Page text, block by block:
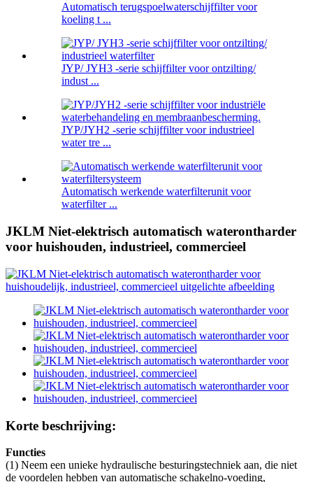
Automatisch terugspoelwaterschijffilter voor
koeling t ...
JYP/ JYH3 -serie schijffilter voor ontzilting/
indust ...
JYP/JYH2 -serie schijffilter voor industrieel
water tre ...
Automatisch werkende waterfilterunit voor
waterfilter ...
JKLM Niet-elektrisch automatisch waterontharder
voor huishouden, industrieel, commercieel
Korte beschrijving:
Functies
(1) Neem een ​​unieke hydraulische besturingstechniek aan, die niet
de voordelen hebben van automatische schakelno-voeding,